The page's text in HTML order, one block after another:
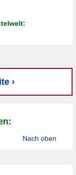
›
Nach oben